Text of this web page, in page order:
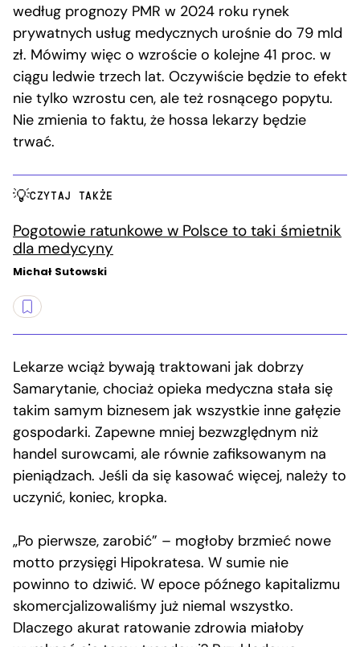
według prognozy PMR w 2024 roku rynek
prywatnych usług medycznych urośnie do 79 mld
zł. Mówimy więc o wzroście o kolejne 41 proc. w
ciągu ledwie trzech lat. Oczywiście będzie to efekt
nie tylko wzrostu cen, ale też rosnącego popytu.
Nie zmienia to faktu, że hossa lekarzy będzie
trwać.
CZYTAJ TAKŻE
Pogotowie ratunkowe w Polsce to taki śmietnik
dla medycyny
Michał Sutowski
Lekarze wciąż bywają traktowani jak dobrzy
Samarytanie, chociaż opieka medyczna stała się
takim samym biznesem jak wszystkie inne gałęzie
gospodarki. Zapewne mniej bezwzględnym niż
handel surowcami, ale równie zafiksowanym na
pieniądzach. Jeśli da się kasować więcej, należy to
uczynić, koniec, kropka.
„Po pierwsze, zarobić” – mogłoby brzmieć nowe
motto przysięgi Hipokratesa. W sumie nie
powinno to dziwić. W epoce późnego kapitalizmu
skomercjalizowaliśmy już niemal wszystko.
Dlaczego akurat ratowanie zdrowia miałoby